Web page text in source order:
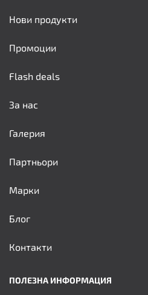
Нови продукти
Промоции
Flash deals
За нас
Галерия
Партньори
Марки
Блог
Контакти
ПОЛЕЗНА ИНФОРМАЦИЯ